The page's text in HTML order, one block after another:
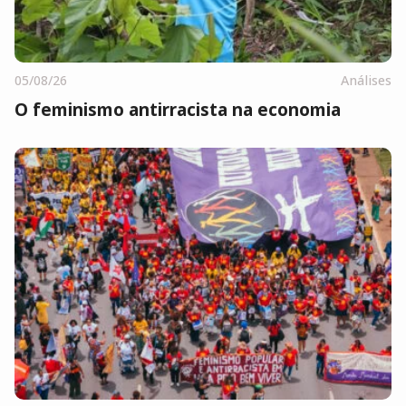
05/08/26 Análises
O feminismo antirracista na economia